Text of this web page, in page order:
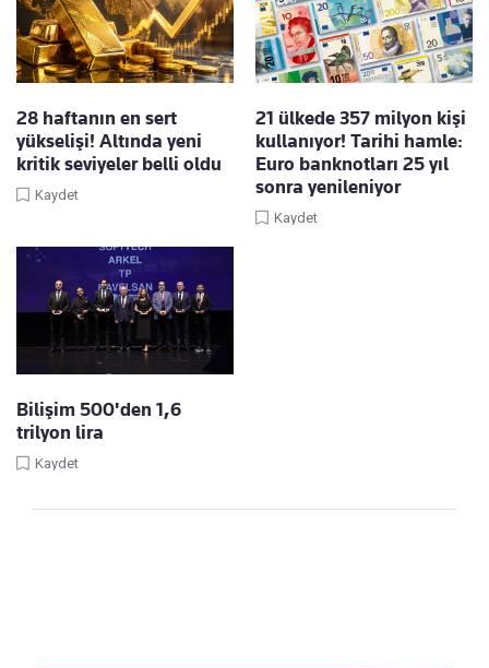
28 haftanın en sert
yükselişi! Altında yeni
kritik seviyeler belli oldu
Kaydet
21 ülkede 357 milyon kişi
kullanıyor! Tarihi hamle:
Euro banknotları 25 yıl
sonra yenileniyor
Kaydet
Bilişim 500'den 1,6
trilyon lira
Kaydet